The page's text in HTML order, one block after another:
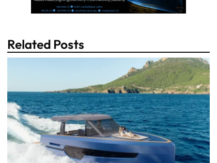
Related Posts